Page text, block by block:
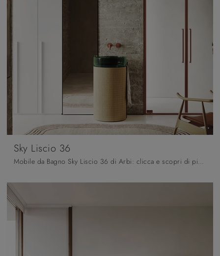
Sky Liscio 36
Mobile da Bagno Sky Liscio 36 di Arbi: clicca e scopri di più su mobili bagno a terra in legno e accessori dell'azienda.